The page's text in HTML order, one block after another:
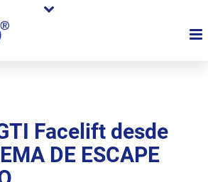
Facelift desde
DE ESCAPE